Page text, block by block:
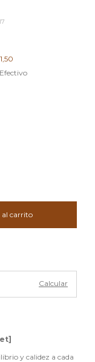
Calcular
y calidez a cada